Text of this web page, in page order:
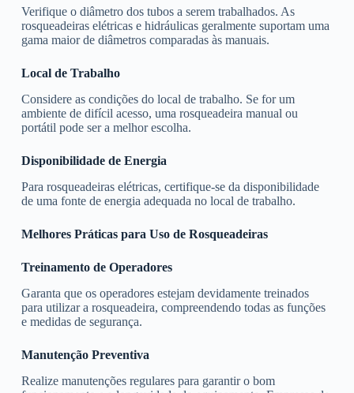
Verifique o diâmetro dos tubos a serem trabalhados. As
rosqueadeiras elétricas e hidráulicas geralmente suportam uma
gama maior de diâmetros comparadas às manuais.
Local de Trabalho
Considere as condições do local de trabalho. Se for um
ambiente de difícil acesso, uma rosqueadeira manual ou
portátil pode ser a melhor escolha.
Disponibilidade de Energia
Para rosqueadeiras elétricas, certifique-se da disponibilidade
de uma fonte de energia adequada no local de trabalho.
Melhores Práticas para Uso de Rosqueadeiras
Treinamento de Operadores
Garanta que os operadores estejam devidamente treinados
para utilizar a rosqueadeira, compreendendo todas as funções
e medidas de segurança.
Manutenção Preventiva
Realize manutenções regulares para garantir o bom